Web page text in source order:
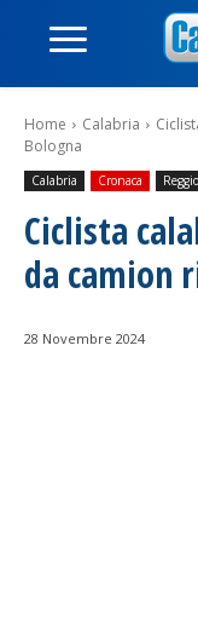
Home Calabria
Bologna
Calabria Cronaca
Ciclista
da camion
28 Novembre 2024